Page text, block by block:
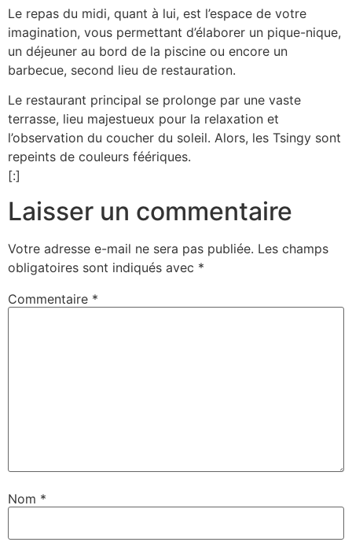
Le repas du midi, quant à lui, est l’espace de votre
imagination, vous permettant d’élaborer un pique-nique,
un déjeuner au bord de la piscine ou encore un
barbecue, second lieu de restauration.
Le restaurant principal se prolonge par une vaste
terrasse, lieu majestueux pour la relaxation et
l’observation du coucher du soleil. Alors, les Tsingy sont
repeints de couleurs féériques.
[:]
Laisser un commentaire
Votre adresse e-mail ne sera pas publiée. Les champs
obligatoires sont indiqués avec *
Commentaire *
Nom *